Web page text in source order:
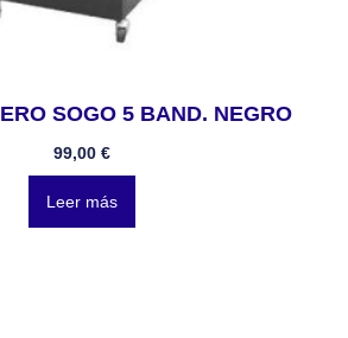
SOGO 5 BAND. NEGRO
99,00 €
Leer más